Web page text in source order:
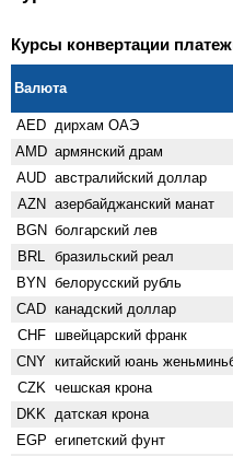
Курсы конвертации
Валюта
AED дирхам ОАЭ
AMD армянский драм
AUD австралийский доллар
AZN азербайджанский манат
BGN болгарский лев
BRL бразильский реал
BYN белорусский рубль
CAD канадский доллар
CHF швейцарский франк
CNY китайский юань
CZK чешская крона
DKK датская крона
EGP египетский фунт